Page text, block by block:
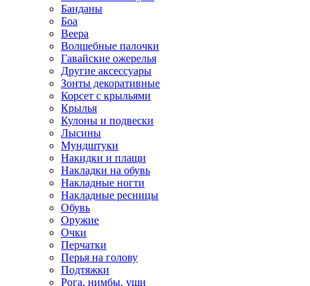
Банданы
Боа
Веера
Волшебные палочки
Гавайские ожерелья
Другие аксессуары
Зонты декоративные
Корсет с крыльями
Крылья
Кулоны и подвески
Лысины
Мундштуки
Накидки и плащи
Накладки на обувь
Накладные ногти
Накладные ресницы
Обувь
Оружие
Очки
Перчатки
Перья на голову
Подтяжки
Рога, нимбы, уши